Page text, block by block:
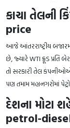
કાચા તેલની
price
આજે આંતરરાષ્ટ્રીય
છે, જ્યારે WTI ક્રૂડ પ્રતિ
તો સરકારી તેલ
પણ તમામ મહાનગરોમાં
દેશના મોટા
petrol-